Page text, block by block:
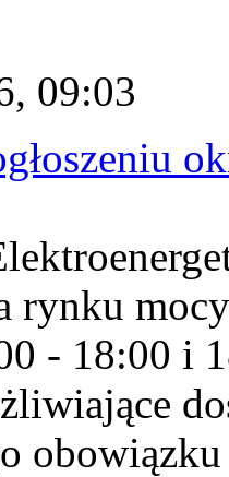
09:03
rynku
- 18:00 i